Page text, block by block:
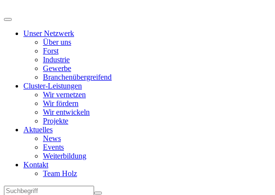
Unser Netzwerk
Über uns
Forst
Industrie
Gewerbe
Branchenübergreifend
Cluster-Leistungen
Wir vernetzen
Wir fördern
Wir entwickeln
Projekte
Aktuelles
News
Events
Weiterbildung
Kontakt
Team Holz